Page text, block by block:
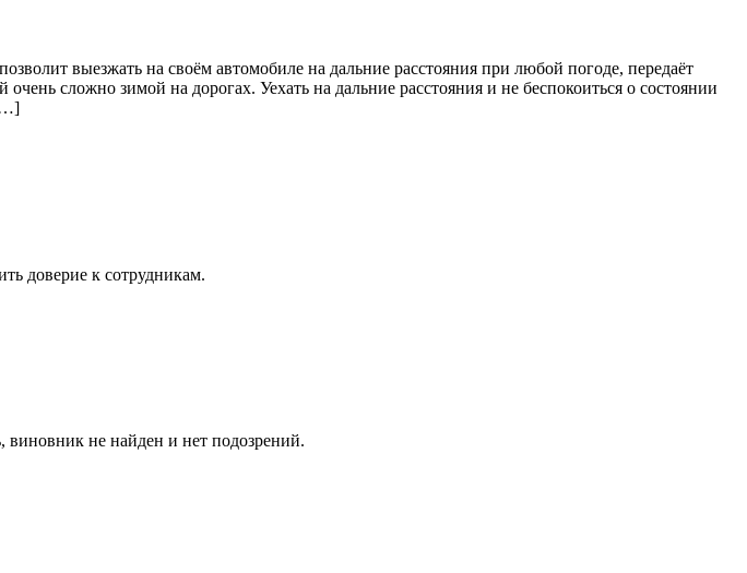
выезжать на своём автомобиле на дальние расстояния при любой погоде, передаёт
сложно зимой на дорогах. Уехать на дальние расстояния и не беспокоиться о состоянии
доверие к сотрудникам.
не найден и нет подозрений.